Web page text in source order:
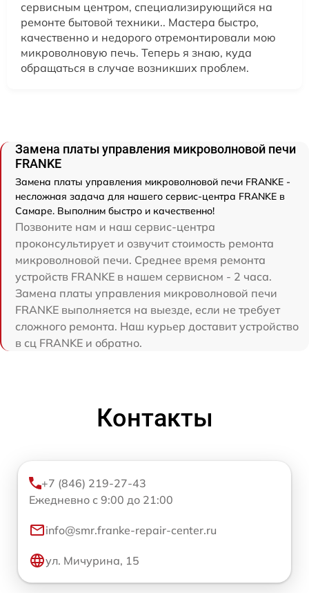
сервисным центром, специализирующийся на
ремонте бытовой техники.. Мастера быстро,
качественно и недорого отремонтировали мою
микроволновую печь. Теперь я знаю, куда
обращаться в случае возникших проблем.
Замена платы управления микроволновой печи
FRANKE
Замена платы управления микроволновой печи FRANKE -
несложная задача для нашего сервис-центра FRANKE в
Самаре. Выполним быстро и качественно!
Позвоните нам и наш сервис-центра
проконсультирует и озвучит стоимость ремонта
микроволновой печи. Среднее время ремонта
устройств FRANKE в нашем сервисном - 2 часа.
Замена платы управления микроволновой печи
FRANKE выполняется на выезде, если не требует
сложного ремонта. Наш курьер доставит устройство
в сц FRANKE и обратно.
Контакты
+7 (846) 219-27-43
Ежедневно с 9:00 до 21:00
info@smr.franke-repair-center.ru
ул. Мичурина, 15